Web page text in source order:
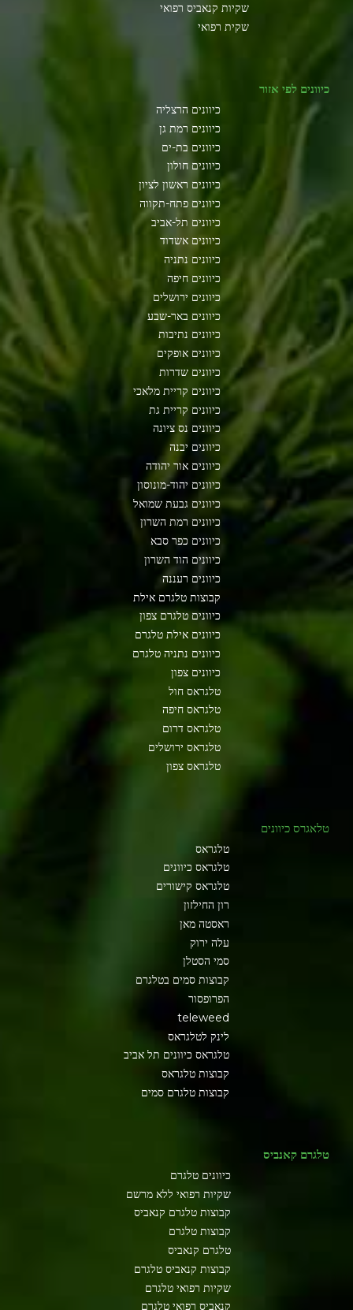
שקיות קנאביס רפואי
שקית רפואי
כיוונים לפי אזור
כיוונים הרצליה
כיוונים רמת גן
כיוונים בת-ים
כיוונים חולון
כיוונים ראשון לציון
כיוונים פתח-תקווה
כיוונים תל-אביב
כיוונים אשדוד
כיוונים נתניה
כיוונים חיפה
כיוונים ירושלים
כיוונים באר-שבע
כיוונים נתיבות
כיוונים אופקים
כיוונים שדרות
כיוונים קריית מלאכי
כיוונים קריית גת
כיוונים נס ציונה
כיוונים יבנה
כיוונים אור יהודה
כיוונים יהוד-מונוסון
כיוונים גבעת שמואל
כיוונים רמת השרון
כיוונים כפר סבא
כיוונים הוד השרון
כיוונים רעננה
קבוצות טלגרם אילת
כיוונים טלגרם צפון
כיוונים אילת טלגרם
כיוונים נתניה טלגרם
כיוונים צפון
טלגראס חול
טלגראס חיפה
טלגראס דרום
טלגראס ירושלים
טלגראס צפון
טלאגרס כיוונים
טלגראס
טלגראס כיוונים
טלגראס קישורים
רון החילזון
ראסטה מאן
עלה ירוק
סמי הסטלן
קבוצות סמים בטלגרם
הפרופסור
teleweed
לינק לטלגראס
טלגראס כיוונים תל אביב
קבוצות טלגראס
קבוצות טלגרם סמים
טלגרם קאנביס
כיוונים טלגרם
שקיות רפואי ללא מרשם
קבוצות טלגרם קנאביס
קבוצות טלגרם
טלגרם קנאביס
קבוצות קנאביס טלגרם
שקיות רפואי טלגרם
קנאביס רפואי טלגרם